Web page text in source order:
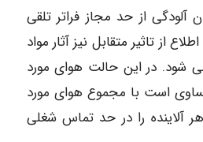
آلودگی از حد مجاز فراتر تلقی
از تاثیر متقابل نیز آثار مواد
در این حالت هوای مورد
است با مجموع هوای مورد
آلاینده را در حد تماس شغلی